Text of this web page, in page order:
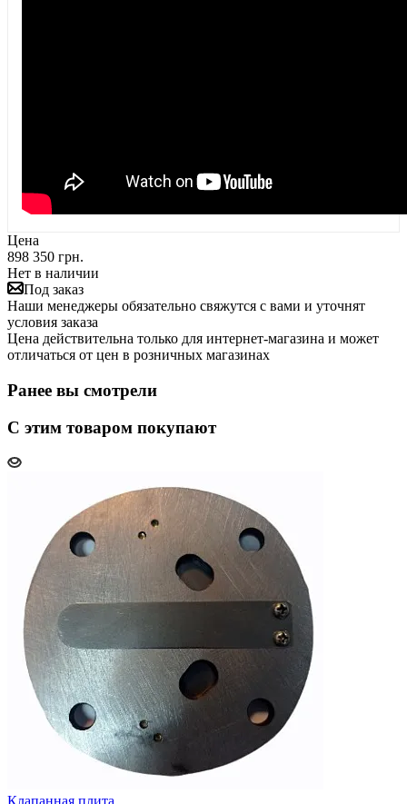
Цена
898 350 грн.
Нет в наличии
Под заказ
Наши менеджеры обязательно свяжутся с вами и уточнят
условия заказа
Цена действительна только для интернет-магазина и может
отличаться от цен в розничных магазинах
Ранее вы смотрели
С этим товаром покупают
Клапанная плита